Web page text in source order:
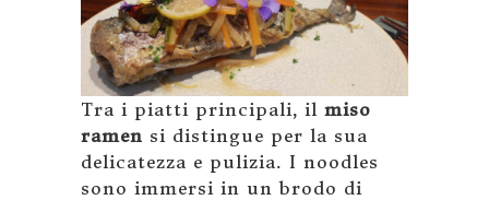
Tra i piatti principali, il miso
ramen si distingue per la sua
delicatezza e pulizia. I noodles
sono immersi in un brodo di